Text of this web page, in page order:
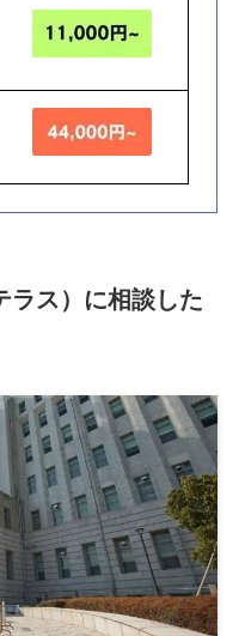
ラス）に相談した